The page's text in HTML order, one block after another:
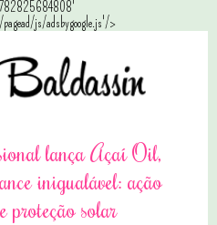
js/adsbygoogle.js'/>
lança Açaí Oil,
inigualável: ação
proteção solar